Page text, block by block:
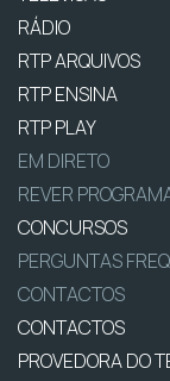
RÁDIO
RTP ARQUIVOS
RTP ENSINA
RTP PLAY
EM DIRETO
REVER
CONCURSOS
PERGUNTAS
CONTACTOS
CONTACTOS
PROVEDORA DO